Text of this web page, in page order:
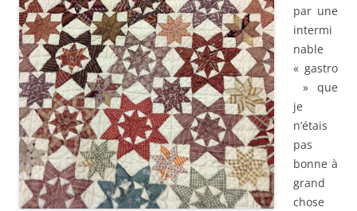
par une
intermi
nable
« gastro
» que
je
n’étais
pas
bonne à
grand
chose